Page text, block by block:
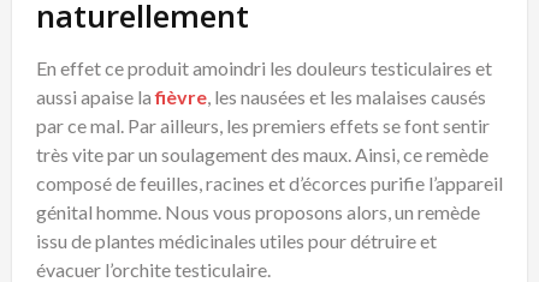
naturellement
En effet ce produit amoindri les douleurs testiculaires et
aussi apaise lafièvre , les nausées et les malaises causés
par ce mal. Par ailleurs, les premiers effets se font sentir
très vite par un soulagement des maux. Ainsi, ce remède
composé de feuilles, racines et d’écorces purifie l’appareil
génital homme. Nous vous proposons alors, un remède
issu de plantes médicinales utiles pour détruire et
évacuer l’orchite testiculaire.